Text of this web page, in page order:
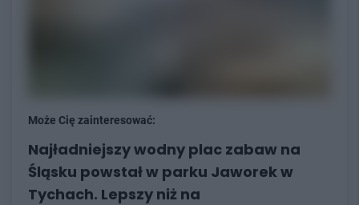
Może Cię zainteresować:
Najładniejszy wodny plac zabaw na
Śląsku powstał w parku Jaworek w
Tychach. Lepszy niż na